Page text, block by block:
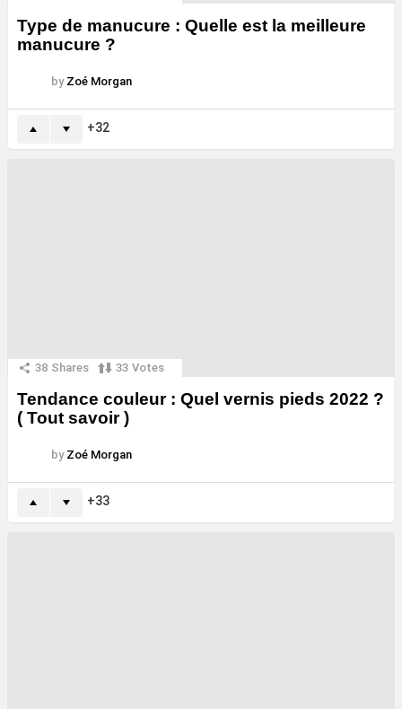
Type de manucure : Quelle est la meilleure
manucure ?
by Zoé Morgan
32
38 Shares 33 Votes
Tendance couleur : Quel vernis pieds 2022 ?
( Tout savoir )
by Zoé Morgan
33